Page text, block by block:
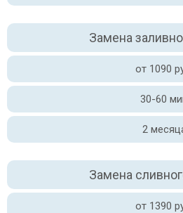
Замена
от 1090
30-60
2
Замена
от 1390